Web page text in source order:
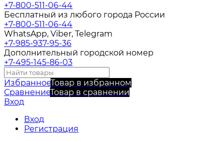
+7-800-511-06-44
Бесплатный из любого города России
+7-800-511-06-44
WhatsApp, Viber, Telegram
+7-985-937-95-36
Дополнительный городской номер
+7-495-145-86-03
ИзбранноеТовар в избранном
СравнениеТовар в сравнении
Вход
Вход
Регистрация